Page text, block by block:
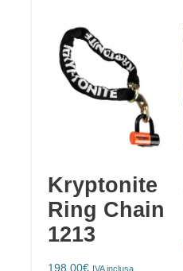
Kryptonite
Ring Chain
1213
198,00€ IVA inclusa